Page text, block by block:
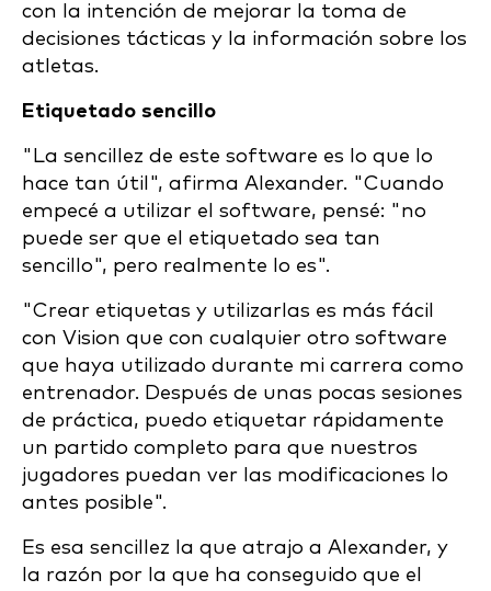
con la intención de mejorar la toma de
decisiones tácticas y la información sobre los
atletas.
Etiquetado sencillo
"La sencillez de este software es lo que lo
hace tan útil", afirma Alexander. "Cuando
empecé a utilizar el software, pensé: "no
puede ser que el etiquetado sea tan
sencillo", pero realmente lo es".
"Crear etiquetas y utilizarlas es más fácil
con Vision que con cualquier otro software
que haya utilizado durante mi carrera como
entrenador. Después de unas pocas sesiones
de práctica, puedo etiquetar rápidamente
un partido completo para que nuestros
jugadores puedan ver las modificaciones lo
antes posible".
Es esa sencillez la que atrajo a Alexander, y
la razón por la que ha conseguido que el